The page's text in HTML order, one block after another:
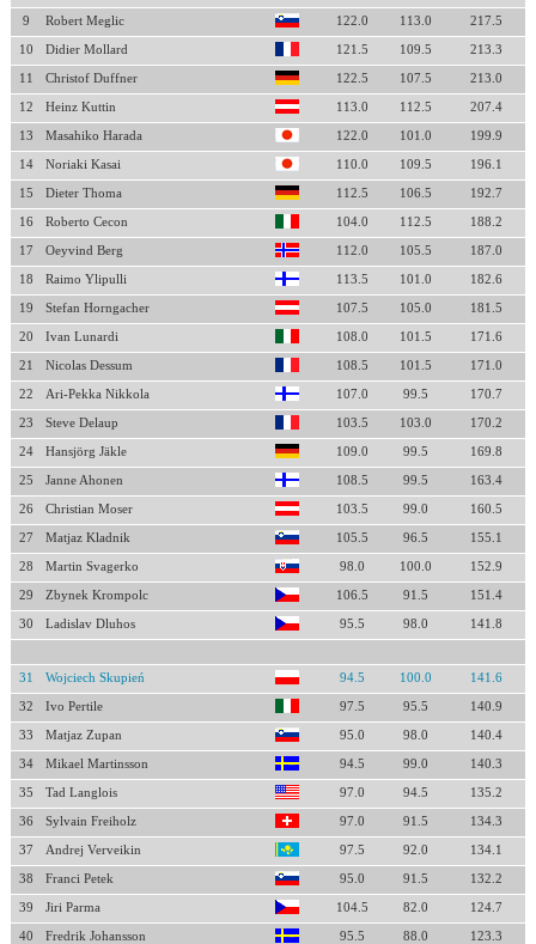
9 Robert Meglic 122.0 113.0 217.5
10 Didier Mollard 121.5 109.5 213.3
11 Christof Duffner 122.5 107.5 213.0
12 Heinz Kuttin 113.0 112.5 207.4
13 Masahiko Harada 122.0 101.0 199.9
14 Noriaki Kasai 110.0 109.5 196.1
15 Dieter Thoma 112.5 106.5 192.7
16 Roberto Cecon 104.0 112.5 188.2
17 Oeyvind Berg 112.0 105.5 187.0
18 Raimo Ylipulli 113.5 101.0 182.6
19 Stefan Horngacher 107.5 105.0 181.5
20 Ivan Lunardi 108.0 101.5 171.6
21 Nicolas Dessum 108.5 101.5 171.0
22 Ari-Pekka Nikkola 107.0 99.5 170.7
23 Steve Delaup 103.5 103.0 170.2
24 Hansjörg Jäkle 109.0 99.5 169.8
25 Janne Ahonen 108.5 99.5 163.4
26 Christian Moser 103.5 99.0 160.5
27 Matjaz Kladnik 105.5 96.5 155.1
28 Martin Svagerko 98.0 100.0 152.9
29 Zbynek Krompolc 106.5 91.5 151.4
30 Ladislav Dluhos 95.5 98.0 141.8
31 Wojciech Skupień 94.5 100.0 141.6
32 Ivo Pertile 97.5 95.5 140.9
33 Matjaz Zupan 95.0 98.0 140.4
34 Mikael Martinsson 94.5 99.0 140.3
35 Tad Langlois 97.0 94.5 135.2
36 Sylvain Freiholz 97.0 91.5 134.3
37 Andrej Verveikin 97.5 92.0 134.1
38 Franci Petek 95.0 91.5 132.2
39 Jiri Parma 104.5 82.0 124.7
40 Fredrik Johansson 95.5 88.0 123.3